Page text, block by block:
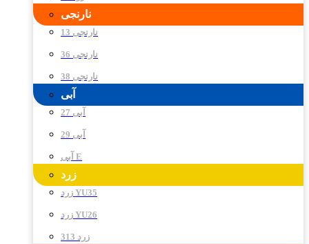
نارنجی
نارنجی 13
نارنجی 36
نارنجی 38
آبی
آبی 27
آبی 29
آبی E
زرد
زرد YU35
زرد YU26
زرد 313